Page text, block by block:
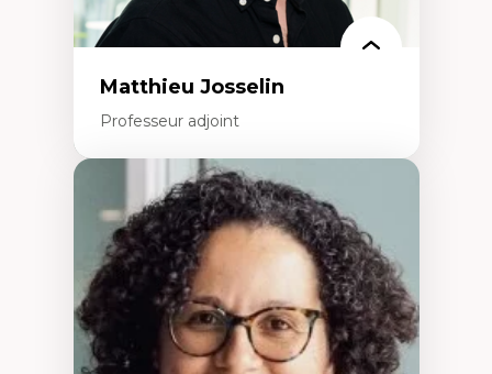
Matthieu Josselin
Professeur adjoint
Expertises
Ethnographie critique des environnements
d’apprentissage des étudiant.e.s
Approche transdisciplinaire des
compétences socioaffectives et
interculturelles
Didactique des langues secondes et
compétence pragmatique
Andragogie
Méthodologies de recherche qualitative